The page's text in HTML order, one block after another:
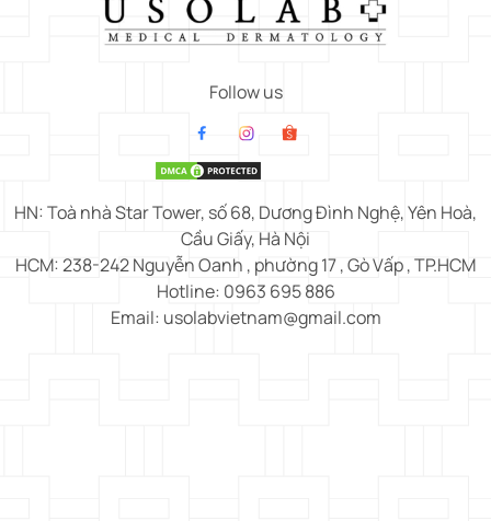
Follow us
HN: Toà nhà Star Tower, số 68, Dương Đình Nghệ, Yên Hoà,
Cầu Giấy, Hà Nội
HCM: 238-242 Nguyễn Oanh , phường 17 , Gò Vấp , TP.HCM
Hotline: 0963 695 886
Email: usolabvietnam@gmail.com